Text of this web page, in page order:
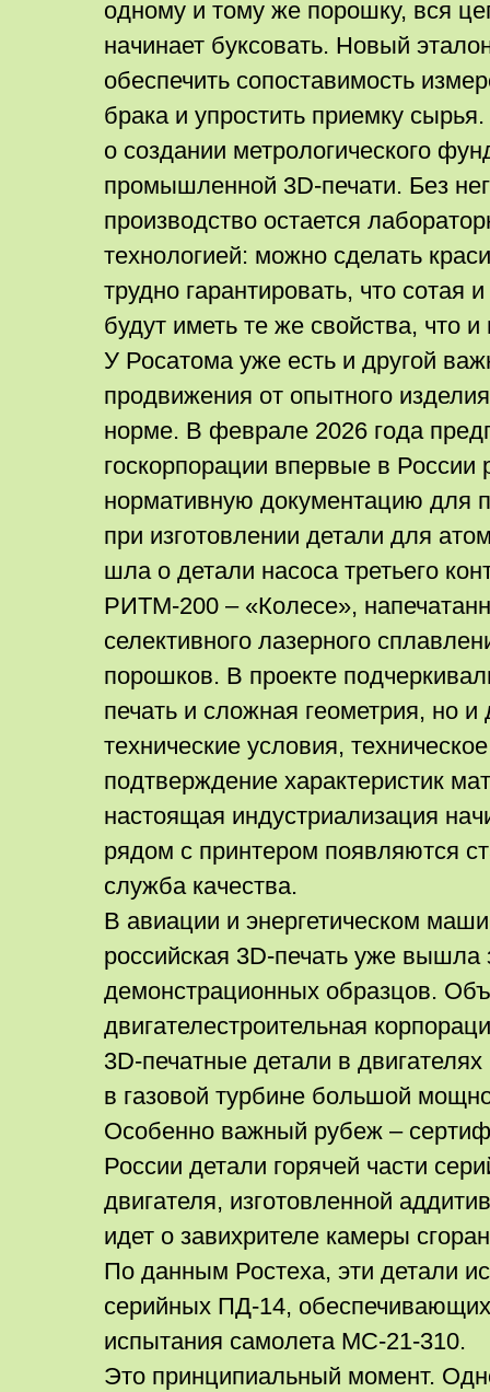
одному и тому же порошку, вся
начинает буксовать. Новый
обеспечить сопоставимость
брака и упростить приемку
о создании метрологического
промышленной 3D-печати. Без
производство остается
технологией: можно сделать
трудно гарантировать, что сотая
будут иметь те же свойства, что и
У Росатома уже есть и другой
продвижения от опытного
норме. В феврале 2026 года
госкорпорации впервые в России
нормативную документацию для
при изготовлении детали для
шла о детали насоса третьего
РИТМ-200 – «Колесе»,
селективного лазерного
порошков. В проекте
печать и сложная геометрия, но и
технические условия,
подтверждение характеристик
настоящая индустриализация
рядом с принтером появляются
служба качества.
В авиации и энергетическом
российская 3D-печать уже вышла
демонстрационных образцов.
двигателестроительная
3D-печатные детали в
в газовой турбине большой
Особенно важный рубеж –
России детали горячей части
двигателя, изготовленной
идет о завихрителе камеры
По данным Ростеха, эти детали
серийных ПД-14,
испытания самолета МС-21-310.
Это принципиальный момент.